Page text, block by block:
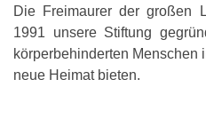
Die Freimaurer der großen
1991 unsere Stiftung
körperbehinderten Menschen
neue Heimat bieten.